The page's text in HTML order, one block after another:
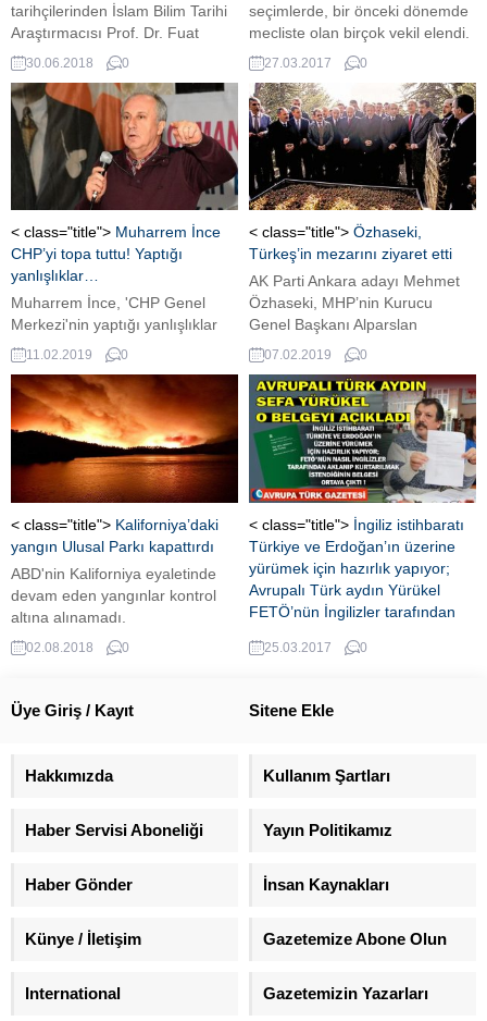
tarihçilerinden İslam Bilim Tarihi
Araştırmacısı Prof. Dr. Fuat
Sezgin, 94 yaşında hayatını
kaybetti.
30.06.2018 0
seçimlerde, bir önceki dönemde
mecliste olan birçok vekil elendi.
27.03.2017 0
< class="title"> Muharrem İnce
CHP’yi topa tuttu! Yaptığı
yanlışlıklar…
Muharrem İnce, 'CHP Genel
Merkezi'nin yaptığı yanlışlıklar
Ağrı Dağı'nı aştı. Ben bunları
biliyorum. Hiç konuşmuyorum.'
dedi.
11.02.2019 0
< class="title"> Özhaseki,
Türkeş’in mezarını ziyaret etti
AK Parti Ankara adayı Mehmet
Özhaseki, MHP’nin Kurucu
Genel Başkanı Alparslan
Türkeş’in kabrini ziyaret ederek
karanfil bıraktı.
07.02.2019 0
< class="title"> Kaliforniya’daki
yangın Ulusal Parkı kapattırdı
ABD'nin Kaliforniya eyaletinde
devam eden yangınlar kontrol
altına alınamadı.
02.08.2018 0
< class="title"> İngiliz istihbaratı
Türkiye ve Erdoğan’ın üzerine
yürümek için hazırlık yapıyor;
Avrupalı Türk aydın Yürükel
FETÖ’nün İngilizler tarafından
istendiğini belgeleriyle açıkladı
antropolog Sefa Yürükel
kurtarılmak istendiğini
Cumhurbaşkanı Tayyip Recep
yürüyeceklerini işaret eden bir
arda yapılan açıklamalar bu
işlerine karışan, bu emperyalist...
25.03.2017 0
Üye Giriş / Kayıt Sitene Ekle
Hakkımızda Kullanım Şartları
Haber Servisi Aboneliği Yayın Politikamız
Haber Gönder İnsan Kaynakları
Künye / İletişim Gazetemize Abone Olun
International Gazetemizin Yazarları